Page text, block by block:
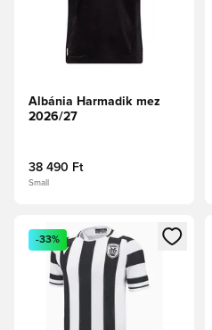
Albánia Harmadik mez
2026/27
38 490 Ft
Small
Megnyit egy modált a
-33%